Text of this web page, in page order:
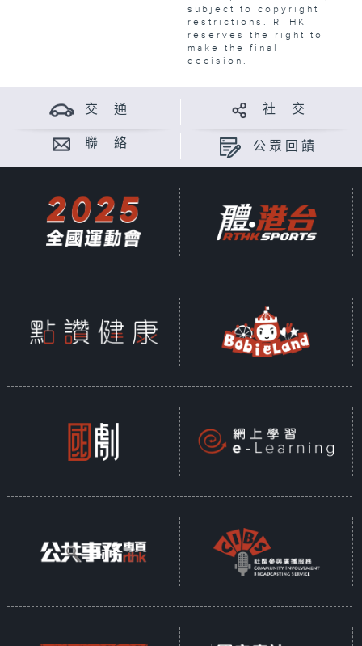
subject to copyright
restrictions. RTHK
reserves the right to
make the final
decision.
交 通 社 交
聯 絡 公眾回饋